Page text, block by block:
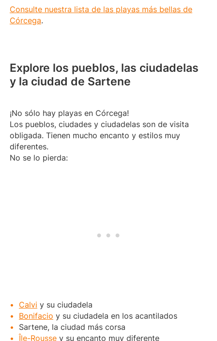
Consulte nuestra lista de las playas más bellas de
Córcega.
Explore los pueblos, las ciudadelas
y la ciudad de Sartene
¡No sólo hay playas en Córcega!
Los pueblos, ciudades y ciudadelas son de visita
obligada. Tienen mucho encanto y estilos muy
diferentes.
No se lo pierda:
Calvi y su ciudadela
Bonifacio y su ciudadela en los acantilados
Sartene, la ciudad más corsa
Île-Rousse y su encanto muy diferente